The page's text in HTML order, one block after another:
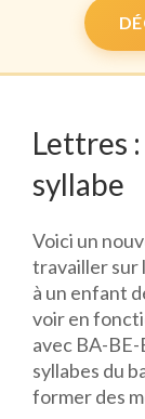
Lettres
syllabe
Voici un
travailler sur
à un enfant
voir en
avec BA-
syllabes du
former des